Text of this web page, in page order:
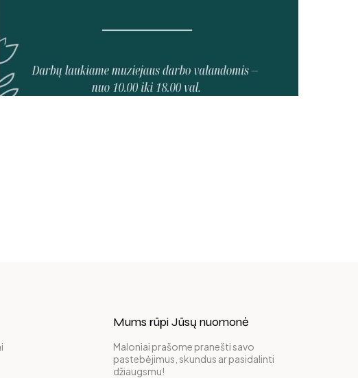
Mums rūpi Jūsų nuomonė
Maloniai prašome pranešti savo
pastebėjimus, skundus ar pasidalinti
džiaugsmu!